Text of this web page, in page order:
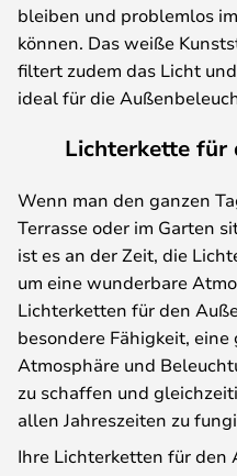
bleiben und problemlos
können. Das weiße
filtert zudem das Licht
ideal für die
Lichterkette für
Wenn man den ganzen
Terrasse oder im Garten
ist es an der Zeit, die
um eine wunderbare
Lichterketten für den
besondere Fähigkeit,
Atmosphäre und
zu schaffen und
allen Jahreszeiten zu
Ihre Lichterketten für den